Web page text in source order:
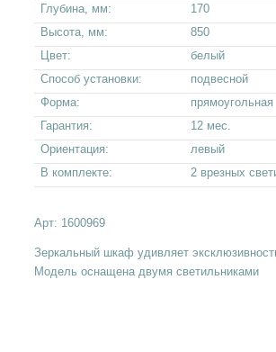
Глубина, мм:
170
Высота, мм:
850
Цвет:
белый
Способ установки:
подвесной
Форма:
прямоугольная
Гарантия:
12 мес.
Ориентация:
левый
В комплекте:
2 врезных
Арт: 1600969
Зеркальный шкаф удивляет
Модель оснащена двумя светильниками